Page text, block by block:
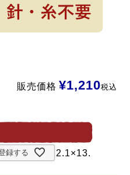
販売価格 ¥1,210税込
色紙／約 12.1×13.
録する